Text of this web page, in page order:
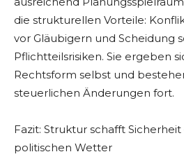
die strukturellen Vorteile:
vor Gläubigern und Scheidung
Pflichtteilsrisiken. Sie ergeben
Rechtsform selbst und
steuerlichen Änderungen fort.
Fazit: Struktur schafft
politischen Wetter